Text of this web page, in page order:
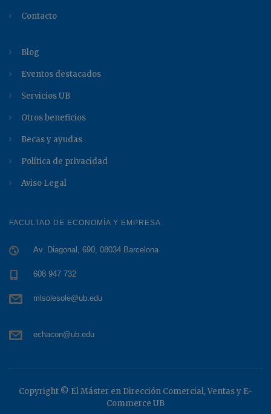
Contacto
Blog
Eventos destacados
Servicios UB
Otros beneficios
Becas y ayudas
Política de privacidad
Aviso Legal
FACULTAD DE ECONOMÍA Y EMPRESA
Av. Diagonal, 690, 08034 Barcelona
608 947 732
mlsolesole@ub.edu
echacon@ub.edu
Copyright © El Máster en Dirección Comercial, Ventas y E-
Commerce UB